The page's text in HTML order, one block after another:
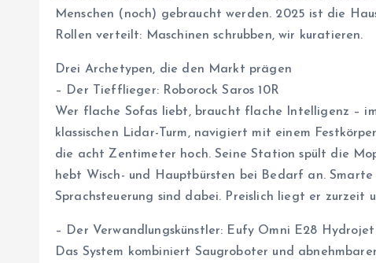
Menschen (noch) gebraucht werden. 2025 ist die
Rollen verteilt: Maschinen schrubben, wir kuratieren.
Drei Archetypen, die den Markt prägen
– Der Tiefflieger: Roborock Saros 10R
Wer flache Sofas liebt, braucht flache Intelligenz –
klassischen Lidar-Turm, navigiert mit einem
die acht Zentimeter hoch. Seine Station spült die
hebt Wisch- und Hauptbürsten bei Bedarf an.
Sprachsteuerung sind dabei. Preislich liegt er zurzeit
– Der Verwandlungskünstler: Eufy Omni E28 Hydrojet
Das System kombiniert Saugroboter und